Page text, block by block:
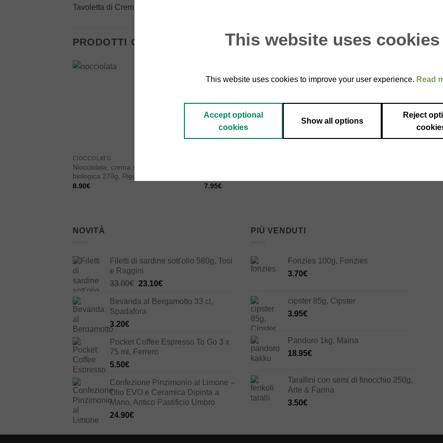
Tavoletta di Cremino a tre strati
PRODOTTI CORRELATI
CIOCCOLATO
Niocciolata, crema spalmabile
biologica 270g, Rigoni di Asiago
8.90€
ESAURITO
7.95€
NOVITÀ
Filetti di sardine sott'olio 580g, Tosi
e Raggini
33.00€ Il
originale
era:
23.10€Il
attuale
Bevanda al Bergamotto 33 cl,
Spadafora
3.20€
Pocket Coffee Espresso To Go 3 x
75 ml, Ferrero
5.50€
Confezione Pinzimonio al Limone –
Olio EVO e Ceramica Dipinta a
Mano, Antico Pastificio Umbro
24.90€
PIÙ VENDUTI
Fonzies 100g, Fonzies
3.70€
cipster 85g, Cipster
3.95€
Pandoro 1kg, Maina
18.95€
Tarallini con semi di finocchio 250g,
Arte & Farina
3.50€
This website uses cookies
This website uses cookies to improve your user experience. Read
Accept optional
cookies
Show all options
Reject